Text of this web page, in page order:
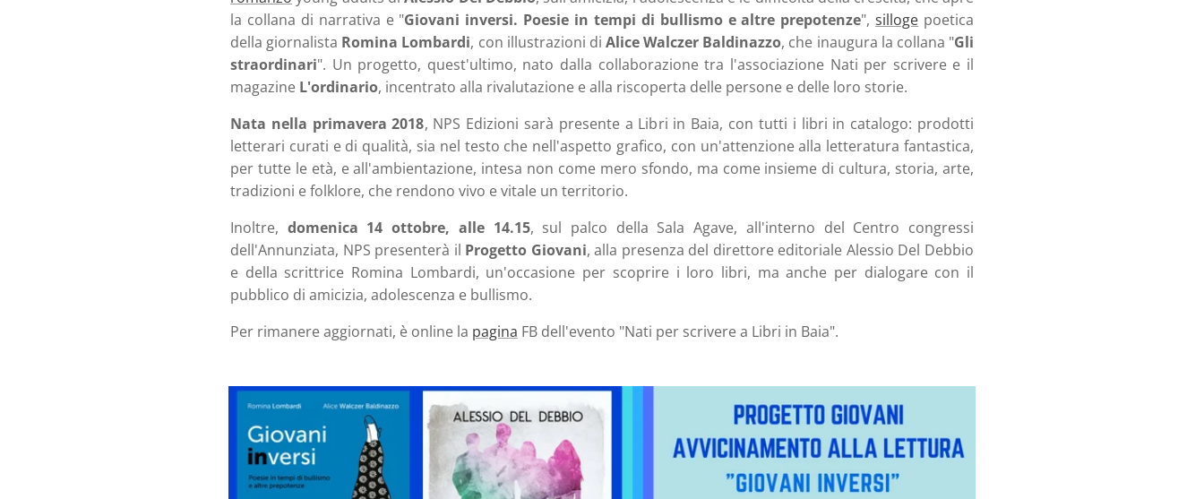
la collana di narrativa e "Giovani inversi. Poesie in tempi di bullismo e altre prepotenze",silloge poetica
della giornalista Romina Lombardi, con illustrazioni diAlice Walczer Baldinazzo, che inaugura la collana "Gli
straordinari". Un progetto, quest'ultimo, nato dalla collaborazione tra l'associazione Nati per scrivere e il
magazine L'ordinario, incentrato alla rivalutazione e alla riscoperta delle persone e delle loro storie.
Nata nella primavera 2018, NPS Edizioni sarà presente a Libri in Baia, con tutti i libri in catalogo: prodotti
letterari curati e di qualità, sia nel testo che nell'aspetto grafico, con un'attenzione alla letteratura fantastica,
per tutte le età, e all'ambientazione, intesa non come mero sfondo, ma come insieme di cultura, storia, arte,
tradizioni e folklore, che rendono vivo e vitale un territorio.
Inoltre, domenica 14 ottobre, alle 14.15, sul palco della Sala Agave, all'interno del Centro congressi
dell'Annunziata, NPS presenterà il Progetto Giovani, alla presenza del direttore editoriale Alessio Del Debbio
e della scrittrice Romina Lombardi, un'occasione per scoprire i loro libri, ma anche per dialogare con il
pubblico di amicizia, adolescenza e bullismo.
Per rimanere aggiornati, è online la pagina FB dell'evento "Nati per scrivere a Libri in Baia".